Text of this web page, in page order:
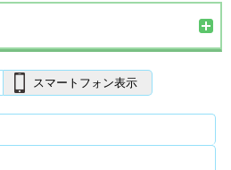
スマートフォン表示